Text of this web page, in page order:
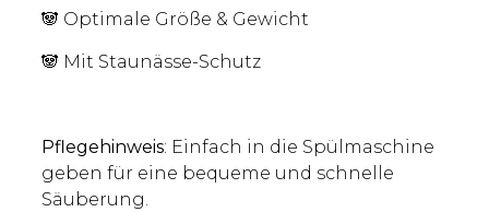
🐼 Optimale Größe & Gewicht
🐼 Mit Staunässe-Schutz
Pflegehinweis: Einfach in die Spülmaschine
geben für eine bequeme und schnelle
Säuberung.